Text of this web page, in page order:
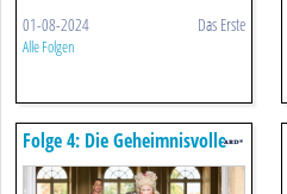
01-08-2024 Das Erste
Alle Folgen
Folge 4: Die Geheimnisvolle
Insel (s01/e04)